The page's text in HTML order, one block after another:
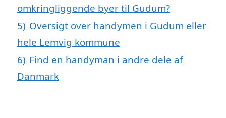
omkringliggende byer til Gudum?
5) Oversigt over handymen i Gudum eller
hele Lemvig kommune
6) Find en handyman i andre dele af
Danmark